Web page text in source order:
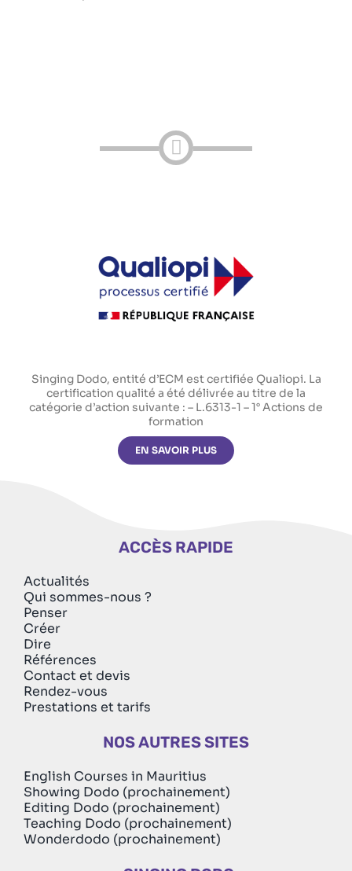
Singing Dodo, entité d’ECM est certifiée Qualiopi. La
certification qualité a été délivrée au titre de la
catégorie d’action suivante : – L.6313-1 – 1° Actions de
formation
EN SAVOIR PLUS
ACCÈS RAPIDE
Actualités
Qui sommes-nous ?
Penser
Créer
Dire
Références
Contact et devis
Rendez-vous
Prestations et tarifs
NOS AUTRES SITES
English Courses in Mauritius
Showing Dodo (prochainement)
Editing Dodo (prochainement)
Teaching Dodo (prochainement)
Wonderdodo (prochainement)